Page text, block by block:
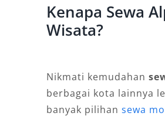
opsi sewa
Lamongan.
Kenapa Sewa
Wisata?
Nikmati kemudahan
berbagai kota lainnya
banyak pilihansewa